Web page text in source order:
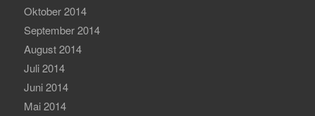
Oktober 2014
September 2014
August 2014
Juli 2014
Juni 2014
Mai 2014